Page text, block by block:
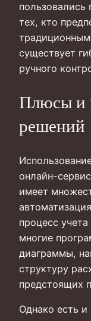
тех, кто
существует
ручного
Плюсы и
решений
онлайн-
имеет
процесс
многие
диаграммы,
структуру
предстоящих
Однако есть